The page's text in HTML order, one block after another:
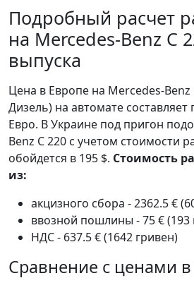
Подробный расчет
на Mercedes-Benz C
выпуска
Цена в Европе на Mercedes-Benz
Дизель) на автомате
Евро. В Украине под пригон
Benz C 220 с учетом стоимости
обойдется в 195 $. Стоимость
из:
акцизного сбора - 2362.5 €
ввозной пошлины - 75 € (193
НДС - 637.5 € (1642 гривен)
Сравнение с ценами